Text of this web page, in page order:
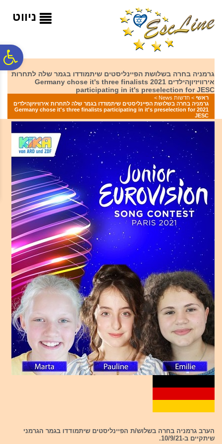
המרכזי
ניווט
גרמניה בחרה בשלושת הפיינליסטים שיתמודדו בגמר שלה לתחרות
אירוויזיוןהילדים 2021 Germany chose it's three finalists
participating in it's preselection for JESC
ראשי > חדשות News
>
גרמניה בחרה בשלושת הפיינליסטים שיתמודדו בגמר שלה לתחרות אירוויזיוןהילדים
2021 Germany chose it's three finalists participating in it's preselection for
JESC
הערב גרמניה בחרה בשלוש/ת הפיינליסטים שיתמודדו בגמר הגרמני
שיתקיים ב-10/9/21.